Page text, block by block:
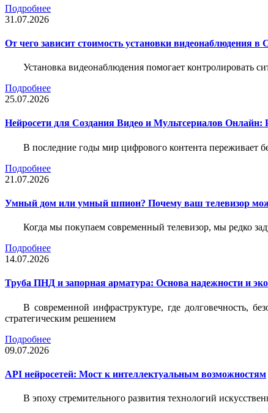
Подробнее
31.07.2026
От чего зависит стоимость установки видеонаблюдения в
Установка видеонаблюдения помогает контролировать
Подробнее
25.07.2026
Нейросети для Создания Видео и Мультсериалов Онлайн:
В последние годы мир цифрового контента переживает
Подробнее
21.07.2026
Умный дом или умный шпион? Почему ваш телевизор
Когда мы покупаем современный телевизор, мы редко
Подробнее
14.07.2026
Труба ПНД и запорная арматура: Основа надежности и
В современной инфраструктуре, где долговечность,
стратегическим решением
Подробнее
09.07.2026
API нейросетей: Мост к интеллектуальным возможностям
В эпоху стремительного развития технологий